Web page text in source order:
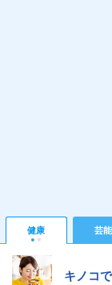
健康 芸能
キノコ